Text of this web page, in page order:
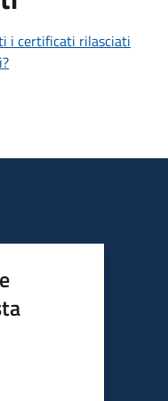
i certificati rilasciati